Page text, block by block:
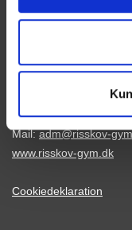
Tranekærvej 70
Tlf.86 21 40 77
Mail:adm@risskov-
www.risskov-gym.dk
Cookiedeklaration